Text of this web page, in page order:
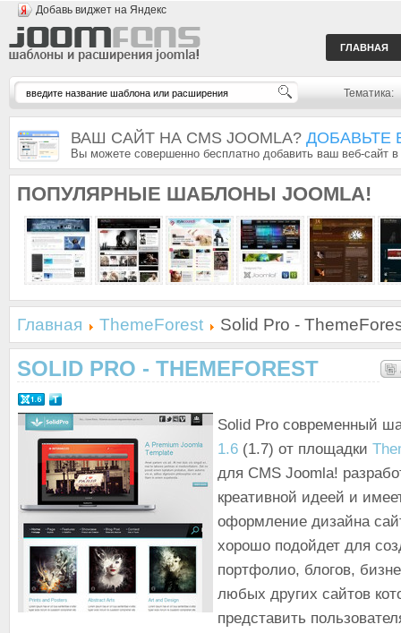
Добавь виджет на Яндекс
ГЛАВНАЯ
Тематика:
ВАШ САЙТ НА CMS JOOMLA? ДОБАВЬТЕ
Вы можете совершенно бесплатно добавить ваш веб-сайт
ПОПУЛЯРНЫЕ ШАБЛОНЫ JOOMLA!
Главная ThemeForest Solid Pro -
SOLID PRO - THEMEFOREST
Solid Pro современный
1.6 (1.7) от площадки
для CMS Joomla!
креативной идеей и
оформление дизайна
хорошо подойдет для
портфолио, блогов,
любых других сайтов
представить